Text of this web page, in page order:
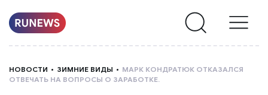
НОВОСТИ ЗИМНИЕ ВИДЫ
МАРК КОНДРАТЮК ОТКАЗАЛСЯ
ОТВЕЧАТЬ НА ВОПРОСЫ О ЗАРАБОТКЕ.